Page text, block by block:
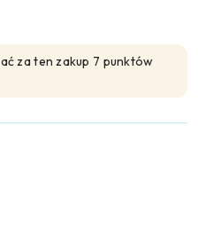
za ten zakup 7 punktów